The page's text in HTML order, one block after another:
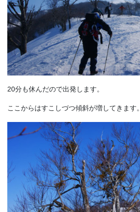
20分も休んだので出発します。
ここからはすこしづつ傾斜が増してきます。